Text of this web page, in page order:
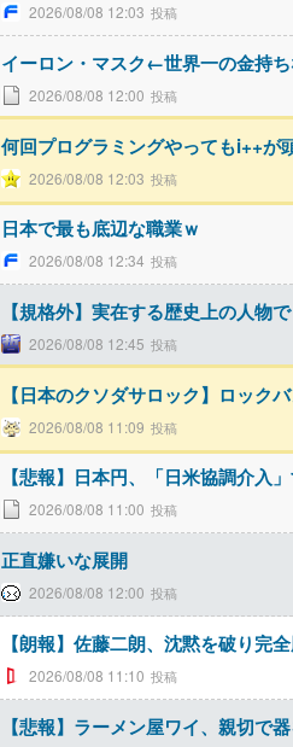
2026/08/08 12:03
イーロン・マスク←世界一の金持
2026/08/08 12:00
何回プログラミングやってもi++が
2026/08/08 12:03
日本で最も底辺な職業ｗ
2026/08/08 12:34
【規格外】実在する歴史上の人物
2026/08/08 12:45
【日本のクソダサロック】ロッ
2026/08/08 11:09
【悲報】日本円、「日米協調介入
2026/08/08 11:00
正直嫌いな展開
2026/08/08 12:00
【朗報】佐藤二朗、沈黙を破り完
2026/08/08 11:10
【悲報】ラーメン屋ワイ、親切